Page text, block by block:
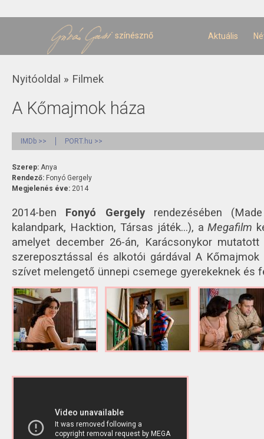
színésznő Aktuális
Jelenlegi hely
Nyitóoldal » Filmek
A Kőmajmok háza
IMDb >> PORT.hu >>
Szerep: Anya
Rendező: Fonyó Gergely
Megjelenés éve: 2014
2014-ben Fonyó Gergelyrendezésében
kalandpark, Hacktion, Társas játék…), aMegafilm
amelyet december 26-án, Karácsonykor
szereposztással és alkotói gárdával A
szívet melengető ünnepi csemege gyerekeknek és